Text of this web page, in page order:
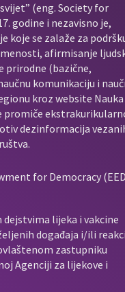
(eng. Society for
godine i nezavisno je,
koje se zalaže za
afirmisanje
prirodne (bazične,
komunikaciju i
kroz website Nauka
promiče
dezinformacija
for Democracy
lijeka i vakcine
događaja i/ili
zastupniku
Agenciji za lijekove i